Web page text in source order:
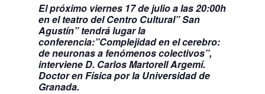
El próximo viernes 17 de julio a las 20:00h
en el teatro del Centro Cultural” San
Agustín” tendrá lugar la
conferencia:”Complejidad en el cerebro:
de neuronas a fenómenos colectivos”,
interviene D. Carlos Martorell Argemí.
Doctor en Física por la Universidad de
Granada.